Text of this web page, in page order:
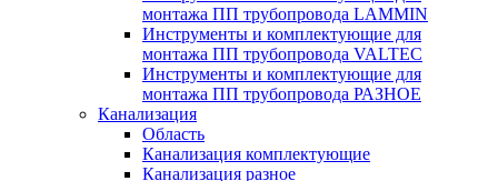
монтажа ПП трубопровода LAMMIN
Инструменты и комплектующие для
монтажа ПП трубопровода VALTEC
Инструменты и комплектующие для
монтажа ПП трубопровода РАЗНОЕ
Канализация
Область
Канализация комплектующие
Канализация разное